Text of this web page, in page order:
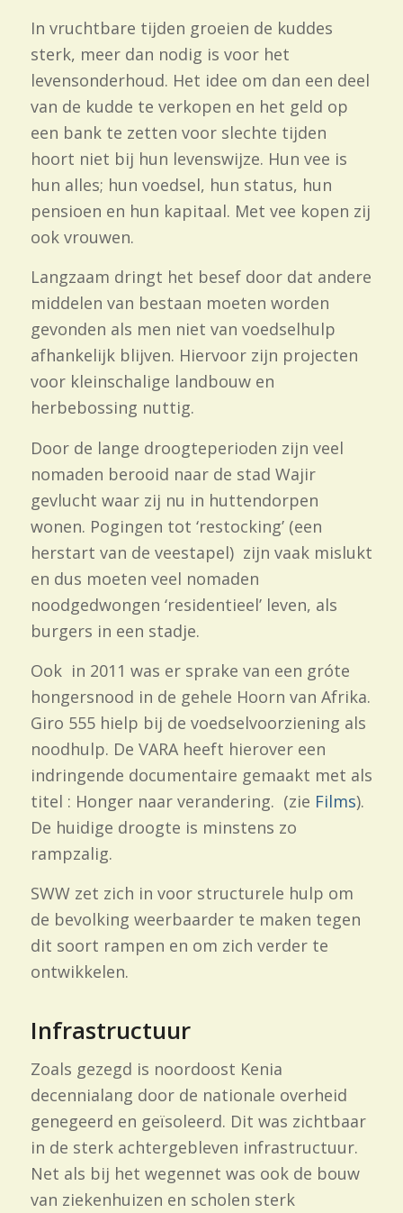
In vruchtbare tijden groeien de kuddes
sterk, meer dan nodig is voor het
levensonderhoud. Het idee om dan een deel
van de kudde te verkopen en het geld op
een bank te zetten voor slechte tijden
hoort niet bij hun levenswijze. Hun vee is
hun alles; hun voedsel, hun status, hun
pensioen en hun kapitaal. Met vee kopen zij
ook vrouwen.
Langzaam dringt het besef door dat andere
middelen van bestaan moeten worden
gevonden als men niet van voedselhulp
afhankelijk blijven. Hiervoor zijn projecten
voor kleinschalige landbouw en
herbebossing nuttig.
Door de lange droogteperioden zijn veel
nomaden berooid naar de stad Wajir
gevlucht waar zij nu in huttendorpen
wonen. Pogingen tot ‘restocking’ (een
herstart van de veestapel) zijn vaak mislukt
en dus moeten veel nomaden
noodgedwongen ‘residentieel’ leven, als
burgers in een stadje.
Ook in 2011 was er sprake van een gróte
hongersnood in de gehele Hoorn van Afrika.
Giro 555 hielp bij de voedselvoorziening als
noodhulp. De VARA heeft hierover een
indringende documentaire gemaakt met als
titel : Honger naar verandering. (zie Films).
De huidige droogte is minstens zo
rampzalig.
SWW zet zich in voor structurele hulp om
de bevolking weerbaarder te maken tegen
dit soort rampen en om zich verder te
ontwikkelen.
Infrastructuur
Zoals gezegd is noordoost Kenia
decennialang door de nationale overheid
genegeerd en geïsoleerd. Dit was zichtbaar
in de sterk achtergebleven infrastructuur.
Net als bij het wegennet was ook de bouw
van ziekenhuizen en scholen sterk